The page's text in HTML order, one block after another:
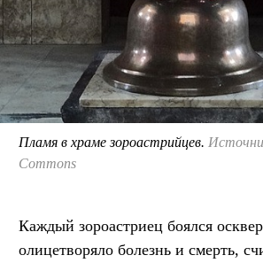
Пламя в храме зороастрийцев.
Commons
Каждый зороастриец боялся
олицетворяло болезнь и смерть,